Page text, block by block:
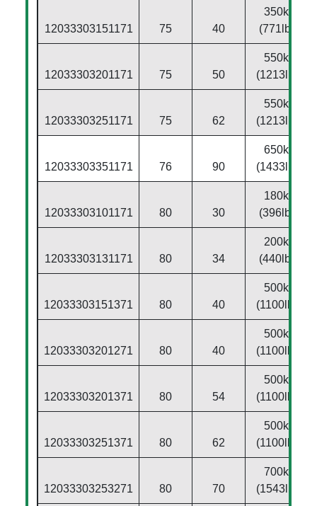
12033303151171 75 40
350kg
(771lbs)
12033303201171 75 50
550kg
(1213lbs)
12033303251171 75 62
550kg
(1213lbs)
12033303351171 76 90
650kg
(1433lbs)
12033303101171 80 30
180kg
(396lbs)
12033303131171 80 34
200kg
(440lbs)
12033303151371 80 40
500kg
(1100lbs)
12033303201271 80 40
500kg
(1100lbs)
12033303201371 80 54
500kg
(1100lbs)
12033303251371 80 62
500kg
(1100lbs)
12033303253271 80 70
700kg
(1543lbs)